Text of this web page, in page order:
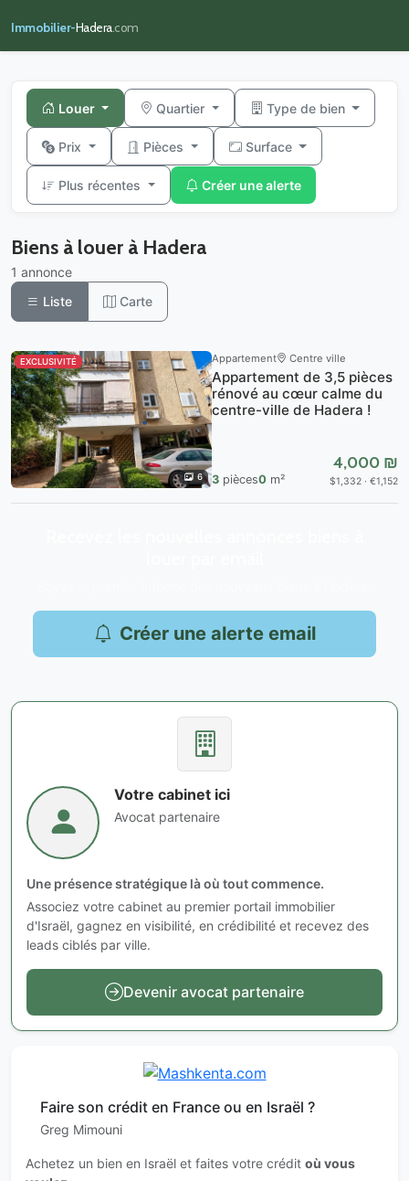
Immobilier-Hadera.com
Louer Quartier Type de bien
Prix Pièces Surface
Plus récentes Créer une alerte
Biens à louer à Hadera
1 annonce
Liste
Carte
EXCLUSIVITÉ
6
Appartement Centre ville
Appartement de 3,5 pièces
rénové au cœur calme du
centre-ville de Hadera !
3 pièces0 m²
4,000 ₪
$1,332 · €1,152
Créer une alerte email
Votre cabinet ici
Avocat partenaire
Une présence stratégique là où tout commence.
Associez votre cabinet au premier portail immobilier
d'Israël, gagnez en visibilité, en crédibilité et recevez des
leads ciblés par ville.
Devenir avocat partenaire
Faire son crédit en France ou en Israël ?
Greg Mimouni
Achetez un bien en Israël et faites votre crédit où vous